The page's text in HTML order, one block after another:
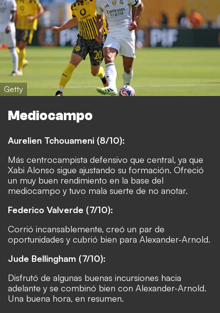
Getty
Mediocampo
Aurelien Tchouameni (8/10):
Más centrocampista defensivo que central, ya que
Xabi Alonso sigue ajustando su formación. Ofreció
un muy buen rendimiento en la base del
mediocampo y tuvo mala suerte de no anotar.
Federico Valverde (7/10):
Corrió incansablemente, creó un par de
oportunidades y cubrió bien para Alexander-Arnold.
Jude Bellingham (7/10):
Disfrutó de algunas buenas incursiones hacia
adelante y se combinó bien con Alexander-Arnold.
Una buena hora, en resumen.